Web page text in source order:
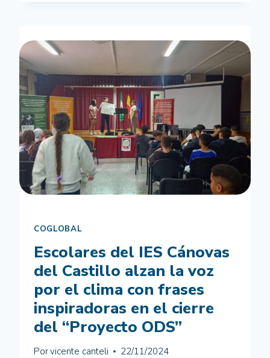
COGLOBAL
Escolares del IES Cánovas
del Castillo alzan la voz
por el clima con frases
inspiradoras en el cierre
del “Proyecto ODS”
Porvicente canteli 22/11/2024